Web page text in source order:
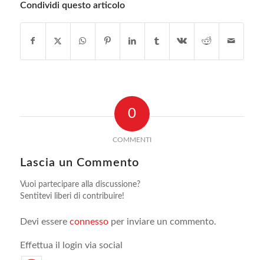
Condividi questo articolo
0
COMMENTI
Lascia un Commento
Vuoi partecipare alla discussione?
Sentitevi liberi di contribuire!
Devi essere connessoper inviare un commento.
Effettua il login via social